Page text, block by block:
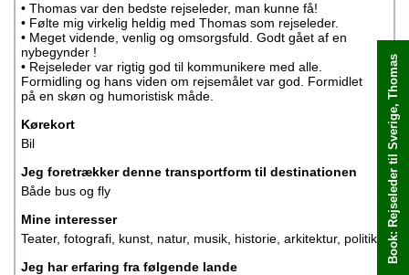
Book: Rejseleder til Sverige, Thomas
• Thomas var den bedste rejseleder, man kunne få!
• Følte mig virkelig heldig med Thomas som rejseleder.
• Meget vidende, venlig og omsorgsfuld. Godt gået af en
nybegynder !
• Rejseleder var rigtig god til kommunikere med alle.
Formidling og hans viden om rejsemålet var god. Formidlet
på en skøn og humoristisk måde.
Kørekort
Bil
Jeg foretrækker denne transportform til destinationen
Både bus og fly
Mine interesser
Teater, fotografi, kunst, natur, musik, historie, arkitektur, politik
Jeg har erfaring fra følgende lande
Book med det samme